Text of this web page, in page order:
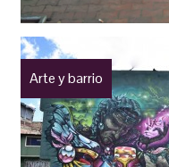
Arte y barrio